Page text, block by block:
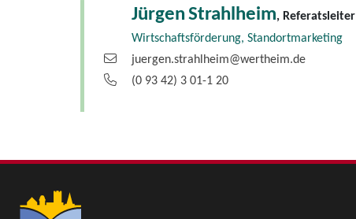
JürgenStrahlheim, Referatsleiter
Wirtschaftsförderung, Standortmarketing
juergen.strahlheim@wertheim.de
(0 93 42) 3 01-1 20